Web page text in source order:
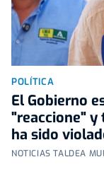
POLÍTICA
El Gobierno
"reaccione" y
ha sido
NOTICIAS TALDEA